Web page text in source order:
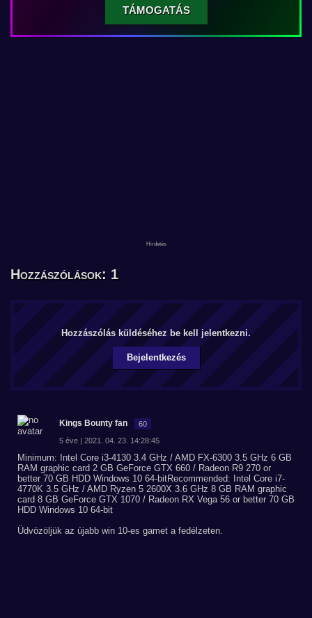
TÁMOGATÁS
Hozzászólások: 1
Hozzászólás küldéséhez be kell jelentkezni.
Bejelentkezés
Kings Bounty fan 60
5 éve | 2021. 04. 23. 14:28:45
Minimum: Intel Core i3-4130 3.4 GHz / AMD FX-6300 3.5 GHz 6 GB
RAM graphic card 2 GB GeForce GTX 660 / Radeon R9 270 or
better 70 GB HDD Windows 10 64-bitRecommended: Intel Core i7-
4770K 3.5 GHz / AMD Ryzen 5 2600X 3.6 GHz 8 GB RAM graphic
card 8 GB GeForce GTX 1070 / Radeon RX Vega 56 or better 70 GB
HDD Windows 10 64-bit
Üdvözöljük az újabb win 10-es gamet a fedélzeten.